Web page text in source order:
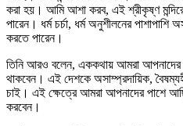
করা হয়। আমি আশা করব, এই শ্রীকৃষ্ণ
পারেন। ধর্ম চর্চা, ধর্ম অনুশীলনের পাশাপাশি
করতে পারেন।
তিনি আরও বলেন, এককথায় আমরা
থাকবেন। এই দেশকে অসাম্প্রদায়িক,
চাই। এই ক্ষেত্রে আমরা আপনাদের পাশে
করবেন।